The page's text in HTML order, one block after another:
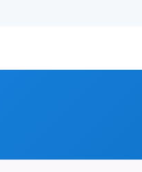
Ihr 2020 mit